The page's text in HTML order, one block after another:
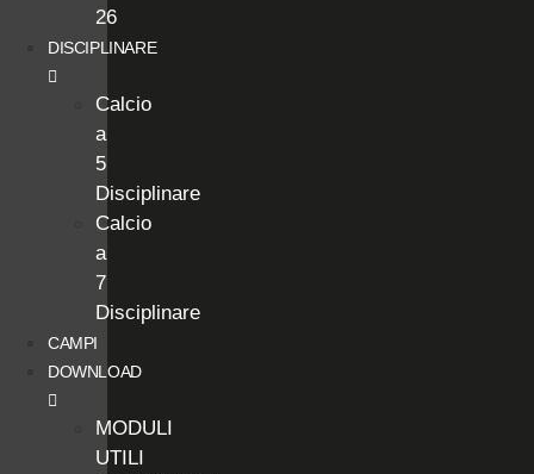
26
DISCIPLINARE
Calcio
a
5
Disciplinare
Calcio
a
7
Disciplinare
CAMPI
DOWNLOAD
MODULI
UTILI